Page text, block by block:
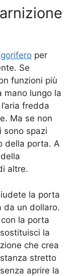
per
Se
funzioni più
mano lungo la
fredda
Ma se non
sono spazi
della porta. A
altre.
la porta
da un dollaro.
la porta
la
che crea
stretto
aprire la